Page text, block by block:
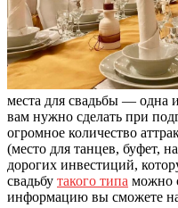
места для свадьбы — одна
вам нужно сделать при
огромное количество
(место для танцев, буфет,
дорогих инвестиций,
свадьбу такого типа можно
информацию вы сможете